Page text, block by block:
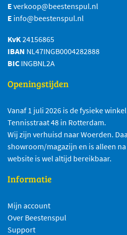
E verkoop@beestenspul.nl
E info@beestenspul.nl
KvK 24156865
IBAN NL47INGB0004282888
BIC INGBNL2A
Openingstijden
Vanaf 1 juli 2026 is de fysieke
Tennisstraat 48 in Rotterdam.
Wij zijn verhuisd naar Woerden.
showroom/magazijn en is alleen
website is wel altijd bereikbaar.
Informatie
Mijn account
Over Beestenspul
Support